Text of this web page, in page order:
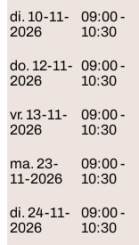
di. 10-11-
2026
09:00 -
10:30
do. 12-11-
2026
09:00 -
10:30
vr. 13-11-
2026
09:00 -
10:30
ma. 23-
11-2026
09:00 -
10:30
di. 24-11-
2026
09:00 -
10:30